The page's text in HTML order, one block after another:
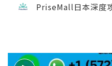
PriseMall日本深度